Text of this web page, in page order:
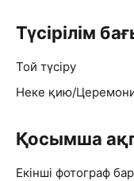
Түсірілім
Той түсіру
Неке қию/
Қосымша
Екінші фотограф бар